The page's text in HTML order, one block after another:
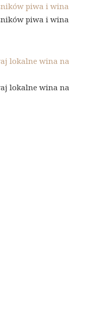
piwa i wina
piwa i wina
lokalne wina na
lokalne wina na